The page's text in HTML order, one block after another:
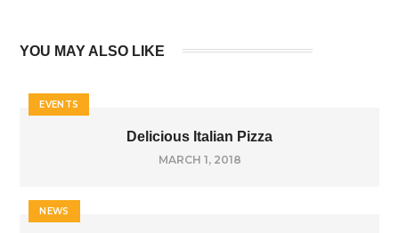
YOU MAY ALSO LIKE
EVENTS
Delicious Italian Pizza
MARCH 1, 2018
NEWS